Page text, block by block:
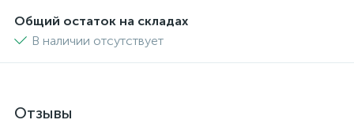
Общий остаток на складах
В наличии отсутствует
Отзывы